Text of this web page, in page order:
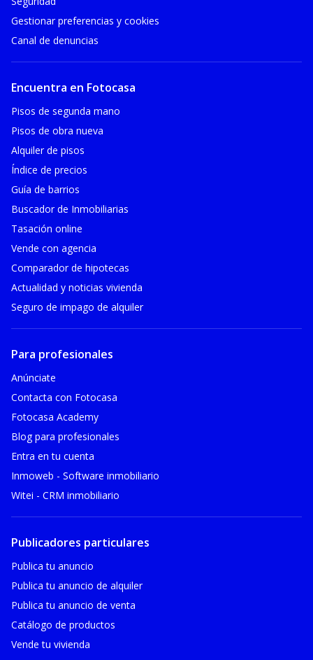
Gestionar preferencias y cookies
Canal de denuncias
Encuentra en Fotocasa
Pisos de segunda mano
Pisos de obra nueva
Alquiler de pisos
Índice de precios
Guía de barrios
Buscador de Inmobiliarias
Tasación online
Vende con agencia
Comparador de hipotecas
Actualidad y noticias vivienda
Seguro de impago de alquiler
Para profesionales
Anúnciate
Contacta con Fotocasa
Fotocasa Academy
Blog para profesionales
Entra en tu cuenta
Inmoweb - Software inmobiliario
Witei - CRM inmobiliario
Publicadores particulares
Publica tu anuncio
Publica tu anuncio de alquiler
Publica tu anuncio de venta
Catálogo de productos
Vende tu vivienda